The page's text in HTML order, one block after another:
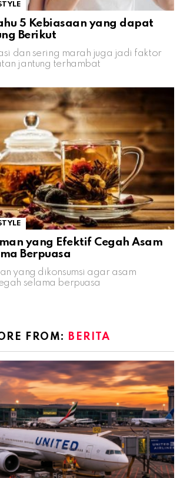
5 Kebiasaan yang dapat
Berikut
dan sering marah juga jadi faktor
jantung terhambat
yang Efektif Cegah Asam
Berpuasa
yang dikonsumsi agar asam
selama berpuasa
FROM: BERITA